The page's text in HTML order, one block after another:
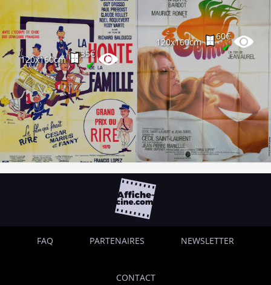
120x160cm
35€
✔
120x160cm
60€
✔
FAQ PARTENAIRES NEWSLETTER
CONTACT